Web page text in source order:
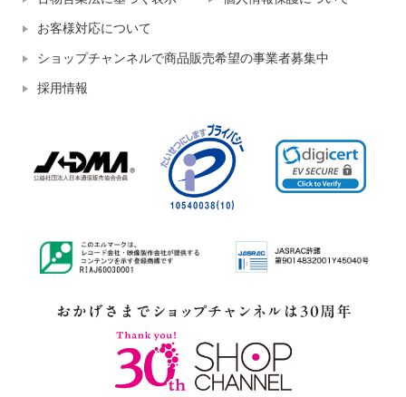
お客様対応について
ショップチャンネルで商品販売希望の事業者募集中
採用情報